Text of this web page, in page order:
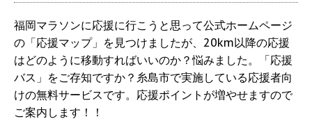
福岡マラソンに応援に行こうと思って公式ホームページ
の「応援マップ」を見つけましたが、20km以降の応援
はどのように移動すればいいのか？悩みました。「応援
バス」をご存知ですか？糸島市で実施している応援者向
けの無料サービスです。応援ポイントが増やせますので
ご案内します！！